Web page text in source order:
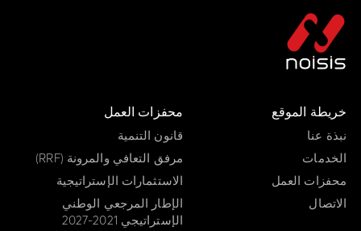
خريطة الموقع
نبذة عنا
الخدمات
محفزات العمل
الاتصال
محفزات العمل
قانون التنمية
مرفق التعافي والمرونة (RRF)
الاستثمارات الإستراتيجية
الإطار المرجعي الوطني
الإستراتيجي 2021-2027